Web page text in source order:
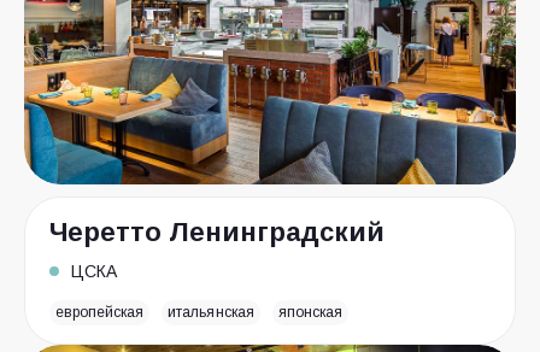
Черетто Ленинградский
ЦСКА
европейская итальянская японская